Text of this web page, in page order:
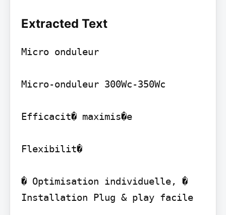
Extracted Text
Micro onduleur
Micro-onduleur 300Wc-350Wc
Efficacit� maximis�e
Flexibilit�
� Optimisation individuelle, �
Installation Plug & play facile